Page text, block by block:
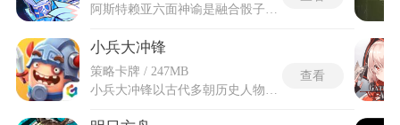
阿斯特赖亚六面神谕是融合骰子构筑与Rogue元素的策略游戏，每颗骰子拥有六个面，每个面代表一种技能效果，投掷结果决定了本回合可用的行动。超过三百五十颗骰子可供选择，分为可靠保守、完美均衡和强大冒险三种类型。玩家可自定义骰面，将新的行动装配到骰子上，让优势结果向自己倾斜。六位先知各自拥有独特的骰子组合、能力和玩法风格，从灵巧施法者到粗野狂战士一应俱全。阿斯特赖亚六面神谕的每位先知平均拥有约一百一十种专属骰子，构筑空间极为广阔。二十个可升级的支援守卫提供辅助掷骰，在战斗中成为可靠的同伴。
小兵大冲锋
策略卡牌 / 247MB
查看